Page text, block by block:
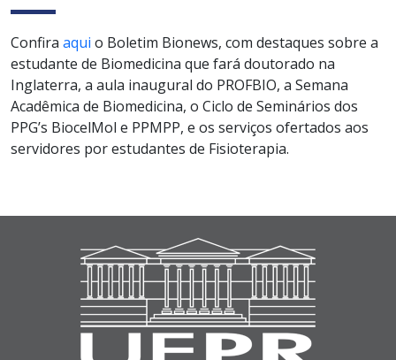
Confira aqui o Boletim Bionews, com destaques sobre a
estudante de Biomedicina que fará doutorado na
Inglaterra, a aula inaugural do PROFBIO, a Semana
Acadêmica de Biomedicina, o Ciclo de Seminários dos
PPG’s BiocelMol e PPMPP, e os serviços ofertados aos
servidores por estudantes de Fisioterapia.